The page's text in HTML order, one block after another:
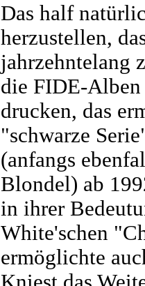
Das half
herzustellen,
jahrzehntelang
die FIDE-Alben
drucken, das
"schwarze
(anfangs
Blondel) ab
in ihrer
White'schen
ermöglichte